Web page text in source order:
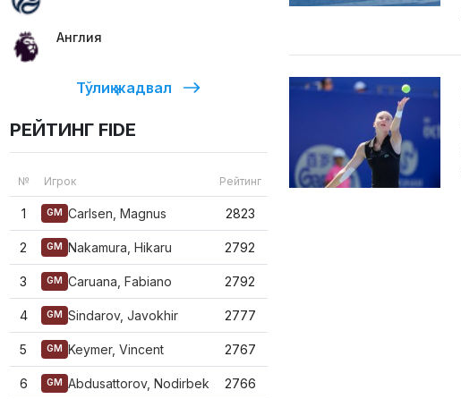
Англия
Тўлиқ жадвал
РЕЙТИНГ FIDE
№ Игрок Рейтинг
1 GM Carlsen, Magnus 2823
2 GM Nakamura, Hikaru 2792
3 GM Caruana, Fabiano 2792
4 GM Sindarov, Javokhir 2777
5 GM Keymer, Vincent 2767
6 GM Abdusattorov, Nodirbek 2766